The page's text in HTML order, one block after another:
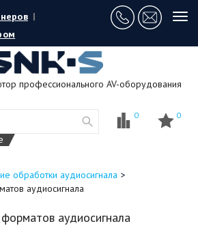
|
профессионального AV-оборудования
0 0
обработки аудиосигнала
аудиосигнала
аудиосигнала